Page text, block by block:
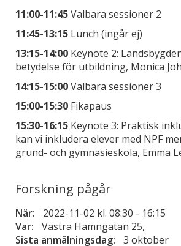
11:00-11:45Valbara sessioner 2
11:45-13:15 Lunch (ingår ej)
13:15-14:00 Keynote 2:
betydelse för utbildning, Monica
14:15-15:00Valbara sessioner 3
15:00-15:30 Fikapaus
15:30-16:15 Keynote 3: Praktisk
kan vi inkludera elever med NPF
grund- och gymnasieskola, Emma
Forskning pågår
När: 2022-11-02 kl. 08:30 - 16:15
Var:
Västra Hamngatan 25,
Sista anmälningsdag:
3 oktober